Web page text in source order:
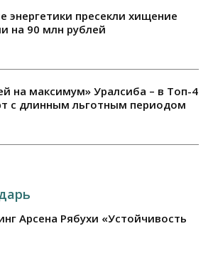
энергетики пресекли хищение
на 90 млн рублей
на максимум» Уралсиба – в Топ-4
с длинным льготным периодом
Арсена Рябухи «Устойчивость